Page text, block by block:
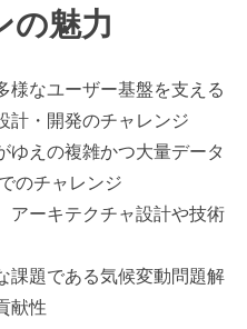
の魅力
様なユーザー基盤を支える
計・開発のチャレンジ
ゆえの複雑かつ大量データ
のチャレンジ
アーキテクチャ設計や技術
課題である気候変動問題解
献性